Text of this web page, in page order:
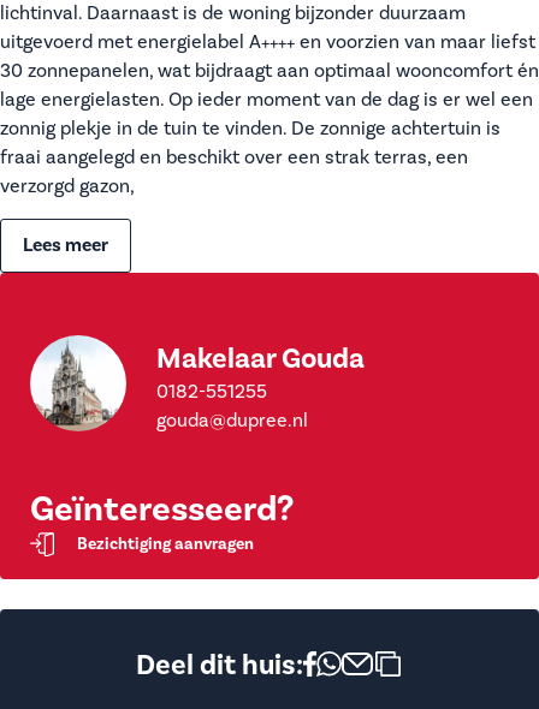
lichtinval. Daarnaast is de woning bijzonder duurzaam
uitgevoerd met energielabel A++++ en voorzien van maar liefst
30 zonnepanelen, wat bijdraagt aan optimaal wooncomfort én
lage energielasten. Op ieder moment van de dag is er wel een
zonnig plekje in de tuin te vinden. De zonnige achtertuin is
fraai aangelegd en beschikt over een strak terras, een
verzorgd gazon,
Lees meer
Makelaar Gouda
0182-551255
gouda@dupree.nl
Geïnteresseerd?
Bezichtiging aanvragen
Deel dit huis: